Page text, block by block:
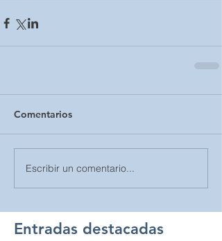
Comentarios
Escribir un comentario...
Entradas destacadas